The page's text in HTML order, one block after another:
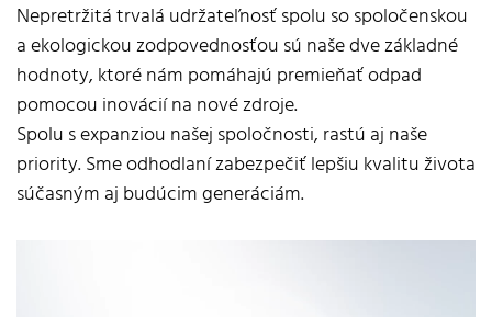
Nepretržitá trvalá udržateľnosť spolu so spoločenskou
a ekologickou zodpovednosťou sú naše dve základné
hodnoty, ktoré nám pomáhajú premieňať odpad
pomocou inovácií na nové zdroje.
Spolu s expanziou našej spoločnosti, rastú aj naše
priority. Sme odhodlaní zabezpečiť lepšiu kvalitu života
súčasným aj budúcim generáciám.